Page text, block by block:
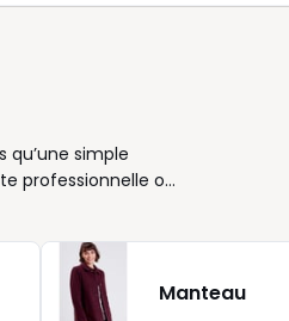
qu’une simple
professionnelle ou
ou encore
comme une base
facile à
Les boutons
Manteau